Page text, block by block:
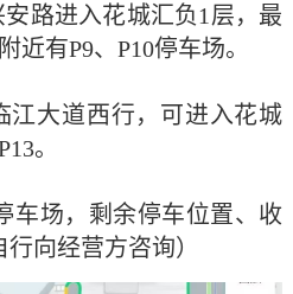
路进入花城汇负1 层，最
近有P9、 P10停车场。
江大道西行，可进入花城
。
车场，剩余停车位置、收
向经营方咨询）